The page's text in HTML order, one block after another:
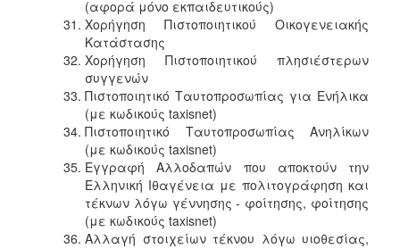
(αφορά μόνο εκπαιδευτικούς)
Χορήγηση Πιστοποιητικού Οικογενειακής
Κατάστασης
Χορήγηση Πιστοποιητικoύ πλησιέστερων
συγγενών
Πιστοποιητικό Ταυτοπροσωπίας για Ενήλικα
(με κωδικούς taxisnet)
Πιστοποιητικό Ταυτοπροσωπίας Ανηλίκων
(με κωδικούς taxisnet)
Εγγραφή Αλλοδαπών που αποκτούν την
Ελληνική Ιθαγένεια με πολιτογράφηση και
τέκνων λόγω γέννησης - φοίτησης, φοίτησης
(με κωδικούς taxisnet)
Αλλαγή στοιχείων τέκνου λόγω υιοθεσίας,